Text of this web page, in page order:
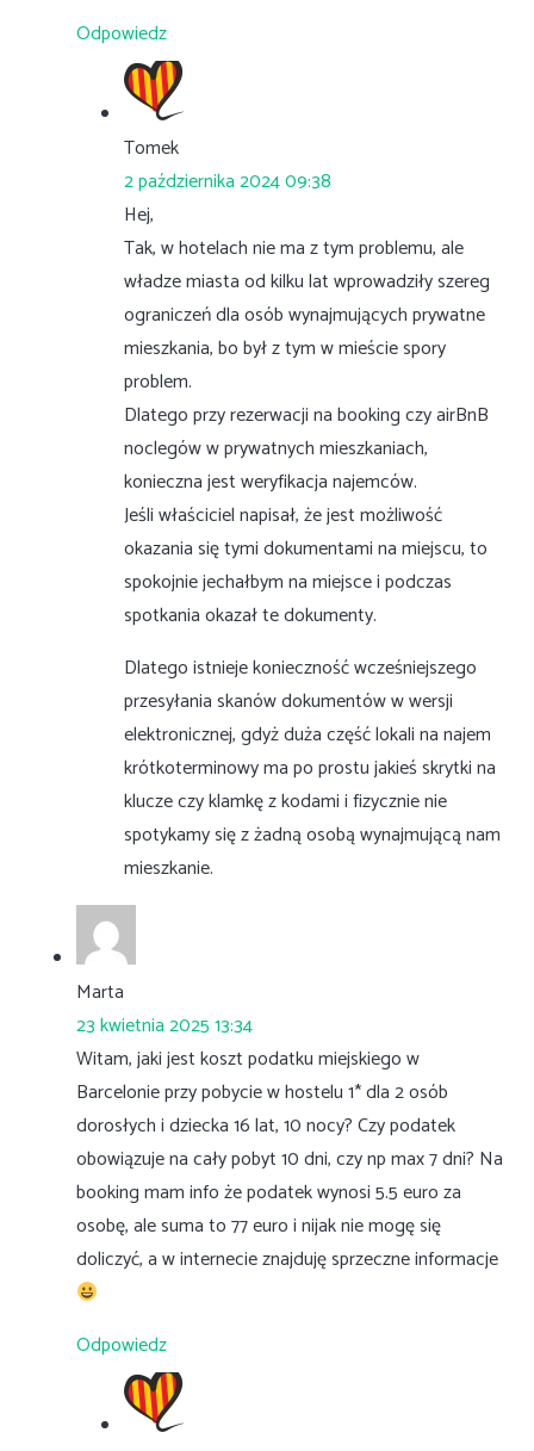
Odpowiedz
Tomek
2 października 2024 09:38
Hej,
Tak, w hotelach nie ma z tym problemu, ale
władze miasta od kilku lat wprowadziły szereg
ograniczeń dla osób wynajmujących prywatne
mieszkania, bo był z tym w mieście spory
problem.
Dlatego przy rezerwacji na booking czy airBnB
noclegów w prywatnych mieszkaniach,
konieczna jest weryfikacja najemców.
Jeśli właściciel napisał, że jest możliwość
okazania się tymi dokumentami na miejscu, to
spokojnie jechałbym na miejsce i podczas
spotkania okazał te dokumenty.
Dlatego istnieje konieczność wcześniejszego
przesyłania skanów dokumentów w wersji
elektronicznej, gdyż duża część lokali na najem
krótkoterminowy ma po prostu jakieś skrytki na
klucze czy klamkę z kodami i fizycznie nie
spotykamy się z żadną osobą wynajmującą nam
mieszkanie.
Marta
23 kwietnia 2025 13:34
Witam, jaki jest koszt podatku miejskiego w
Barcelonie przy pobycie w hostelu 1* dla 2 osób
dorosłych i dziecka 16 lat, 10 nocy? Czy podatek
obowiązuje na cały pobyt 10 dni, czy np max 7 dni? Na
booking mam info że podatek wynosi 5.5 euro za
osobę, ale suma to 77 euro i nijak nie mogę się
doliczyć, a w internecie znajduję sprzeczne informacje
Odpowiedz